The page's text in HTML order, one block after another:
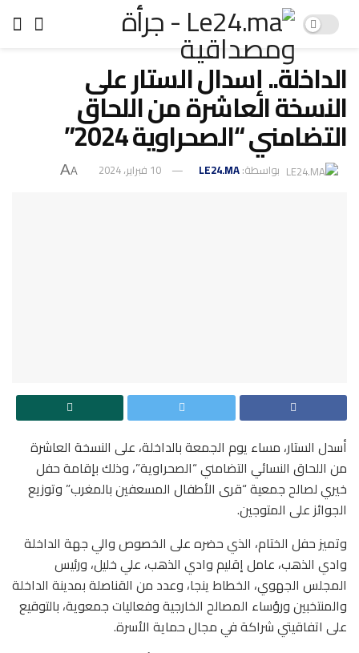
الداخلة.. إسدال الستار على
النسخة العاشرة من اللحاق
التضامني “الصحراوية 2024”
بواسطة:LE24.MA 10 فبراير، 2024 A
A
أسدل الستار، مساء يوم الجمعة بالداخلة، على النسخة العاشرة
من اللحاق النسائي التضامني “الصحراوية”، وذلك بإقامة حفل
خيري لصالح جمعية “قرى الأطفال المسعفين بالمغرب” وتوزيع
الجوائز على المتوجين.
وتميز حفل الختام، الذي حضره على الخصوص والي جهة الداخلة
وادي الذهب، عامل إقليم وادي الذهب، علي خليل، ورئيس
المجلس الجهوي، الخطاط ينجا، وعدد من القناصلة بمدينة الداخلة
والمنتخبين ورؤساء المصالح الخارجية وفعاليات جمعوية، بالتوقيع
على اتفاقيتي شراكة في مجال حماية الأسرة.